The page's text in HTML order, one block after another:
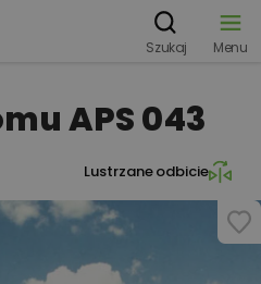
Szukaj Menu
APS 043
Lustrzane odbicie